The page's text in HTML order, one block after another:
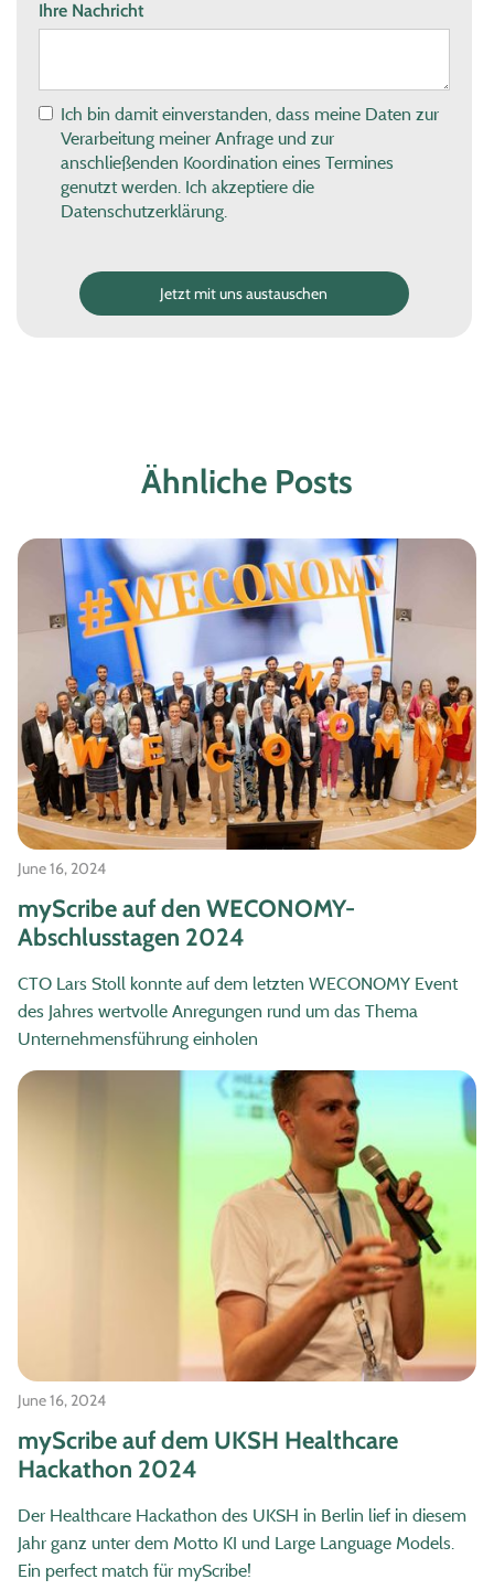
Ihre Nachricht
Ich bin damit einverstanden, dass meine Daten zur
Verarbeitung meiner Anfrage und zur
anschließenden Koordination eines Termines
genutzt werden. Ich akzeptiere die
Datenschutzerklärung.
Ähnliche Posts
June 16, 2024
myScribe auf den WECONOMY-
Abschlusstagen 2024
CTO Lars Stoll konnte auf dem letzten WECONOMY Event
des Jahres wertvolle Anregungen rund um das Thema
Unternehmensführung einholen
June 16, 2024
myScribe auf dem UKSH Healthcare
Hackathon 2024
Der Healthcare Hackathon des UKSH in Berlin lief in diesem
Jahr ganz unter dem Motto KI und Large Language Models.
Ein perfect match für myScribe!